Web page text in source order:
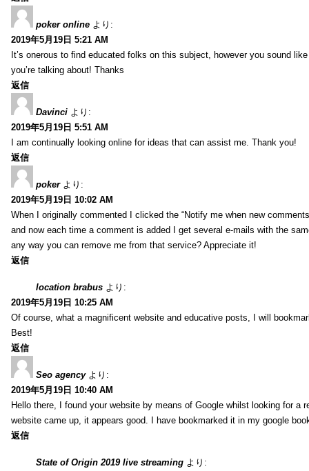
poker online より:
2019年5月19日 5:21 AM
It’s onerous to find educated folks on this subject, however you sound
you’re talking about! Thanks
返信
Davinci より:
2019年5月19日 5:51 AM
I am continually looking online for ideas that can assist me. Thank you!
返信
poker より:
2019年5月19日 10:02 AM
When I originally commented I clicked the “Notify me when new
and now each time a comment is added I get several e-mails with the
any way you can remove me from that service? Appreciate it!
返信
location brabus より:
2019年5月19日 10:25 AM
Of course, what a magnificent website and educative posts, I will
Best!
返信
Seo agency より:
2019年5月19日 10:40 AM
Hello there, I found your website by means of Google whilst looking for a
website came up, it appears good. I have bookmarked it in my google
返信
State of Origin 2019 live streaming より: